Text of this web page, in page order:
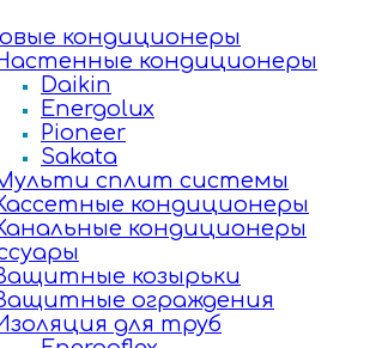
кондиционеры
кондиционеры
Daikin
Energolux
Pioneer
Sakata
сплит системы
кондиционеры
кондиционеры
козырьки
ограждения
для труб